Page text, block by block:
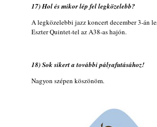
17) Hol és mikor lép fel legközelebb?
A legközelebbi jazz koncert december 3-án
Eszter Quintet-tel az A38-as hajón.
18) Sok sikert a további pályafutásához!
Nagyon szépen köszönöm.